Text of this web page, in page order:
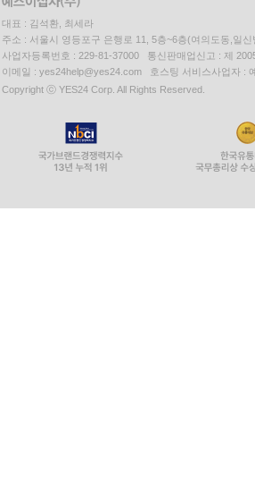
대표 : 김석환, 최세라
주소 : 서울시 영등포구 은행로 11, 5층~6층(여의도동,일신
사업자등록번호 : 229-81-37000 통신판매업신고 : 제
이메일 : yes24help@yes24.com 호스팅 서비스사업자 :
Copyright ⓒ YES24 Corp. All Rights Reserved.